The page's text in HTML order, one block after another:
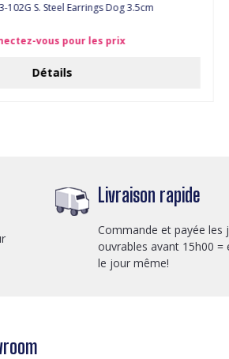
102G S. Steel Earrings Dog 3.5cm
vous pour les prix
Détails
Livraison rapide
Commande et payée les
ouvrables avant 15h00 =
le jour même!